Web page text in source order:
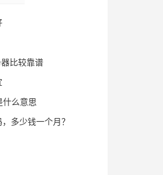
比较靠谱
什么意思
多少钱一个月？